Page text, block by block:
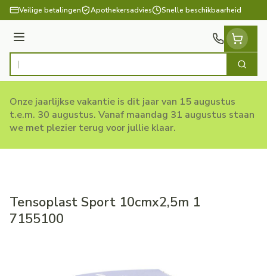
Ga naar de inhoud
Veilige betalingen Apothekersadvies Snelle beschikbaarheid
Menu
Product, merk, categorie... Zoek
Onze jaarlijkse vakantie is dit jaar van 15 augustus
t.e.m. 30 augustus. Vanaf maandag 31 augustus staan
we met plezier terug voor jullie klaar.
Tensoplast Sport 10cmx2,5m 1
7155100